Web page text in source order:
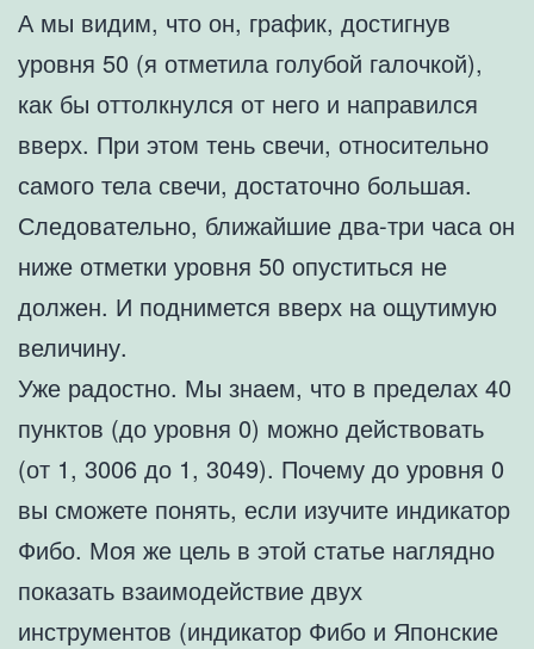
А мы видим, что он, график, достигнув
уровня 50 (я отметила голубой галочкой),
как бы оттолкнулся от него и направился
вверх. При этом тень свечи, относительно
самого тела свечи, достаточно большая.
Следовательно, ближайшие два-три часа он
ниже отметки уровня 50 опуститься не
должен. И поднимется вверх на ощутимую
величину.
Уже радостно. Мы знаем, что в пределах 40
пунктов (до уровня 0) можно действовать
(от 1, 3006 до 1, 3049). Почему до уровня 0
вы сможете понять, если изучите индикатор
Фибо. Моя же цель в этой статье наглядно
показать взаимодействие двух
инструментов (индикатор Фибо и Японские